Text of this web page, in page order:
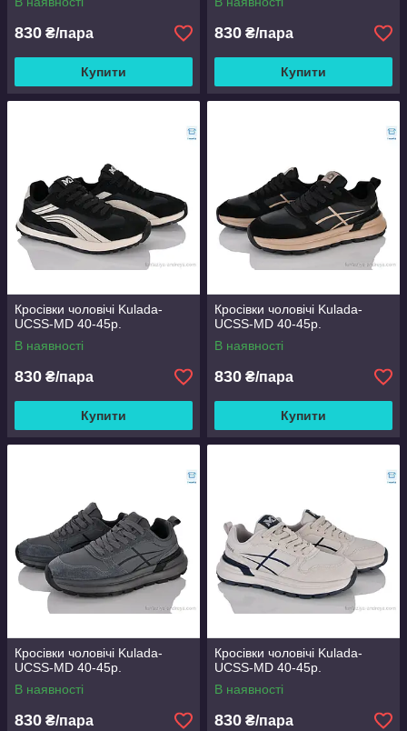
830 ₴/пара
Купити
830 ₴/пара
Купити
Кросівки чоловічі Kulada-
UCSS-MD 40-45р.
В наявності
830 ₴/пара
Купити
Кросівки чоловічі Kulada-
UCSS-MD 40-45р.
В наявності
830 ₴/пара
Купити
Кросівки чоловічі Kulada-
UCSS-MD 40-45р.
В наявності
830 ₴/пара
Кросівки чоловічі Kulada-
UCSS-MD 40-45р.
В наявності
830 ₴/пара